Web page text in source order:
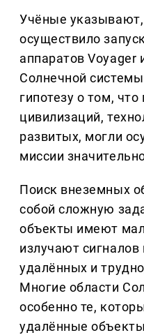
Учёные указывают,
осуществило
аппаратов Voyager
Солнечной
гипотезу о том, что
цивилизаций,
развитых, могли
миссии
Поиск внеземных
собой сложную
объекты имеют
излучают сигналов
удалённых и
Многие области
особенно те,
удалённые